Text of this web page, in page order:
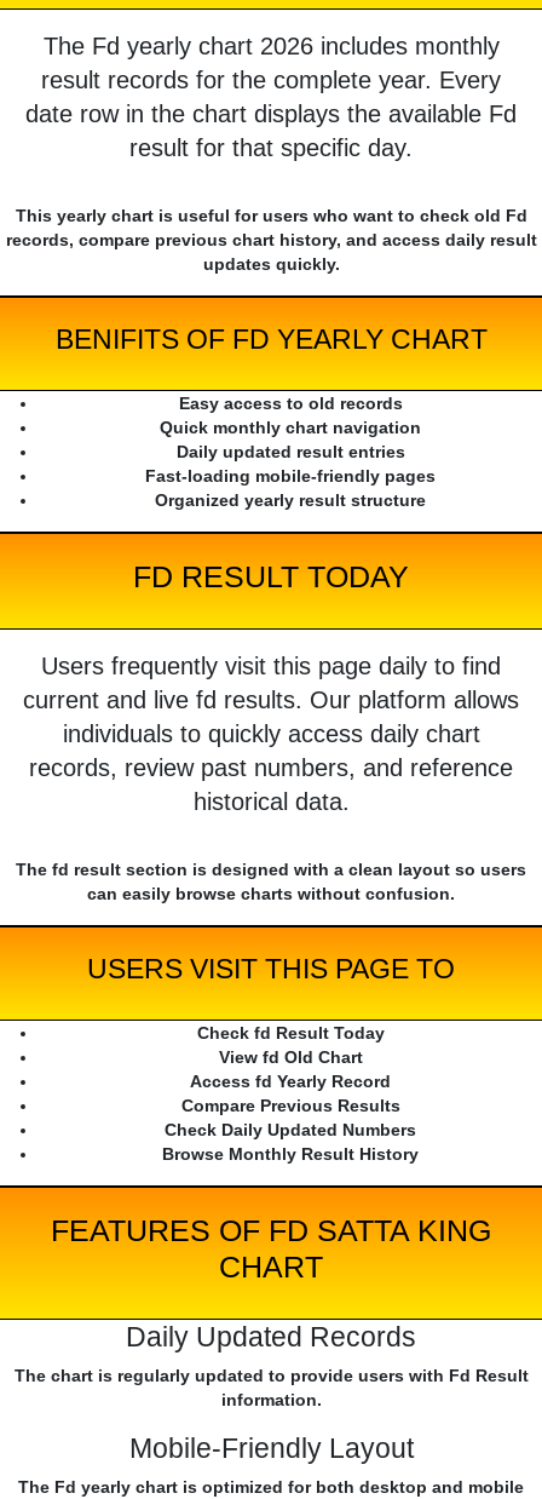
The Fd yearly chart 2026 includes monthly
result records for the complete year. Every
date row in the chart displays the available Fd
result for that specific day.
This yearly chart is useful for users who want to check old Fd
records, compare previous chart history, and access daily result
updates quickly.
BENIFITS OF FD YEARLY CHART
Easy access to old records
Quick monthly chart navigation
Daily updated result entries
Fast-loading mobile-friendly pages
Organized yearly result structure
FD RESULT TODAY
Users frequently visit this page daily to find
current and live fd results. Our platform allows
individuals to quickly access daily chart
records, review past numbers, and reference
historical data.
The fd result section is designed with a clean layout so users
can easily browse charts without confusion.
USERS VISIT THIS PAGE TO
Check fd Result Today
View fd Old Chart
Access fd Yearly Record
Compare Previous Results
Check Daily Updated Numbers
Browse Monthly Result History
FEATURES OF FD SATTA KING
CHART
Daily Updated Records
The chart is regularly updated to provide users with Fd Result
information.
Mobile-Friendly Layout
The Fd yearly chart is optimized for both desktop and mobile